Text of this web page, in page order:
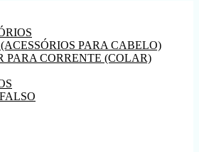
PARA CABELO)
PARA CORRENTE (COLAR)